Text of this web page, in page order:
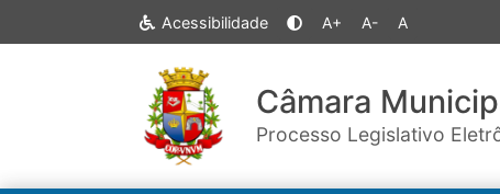
Acessibilidade A+ A- A
Câmara
Processo Legislativo